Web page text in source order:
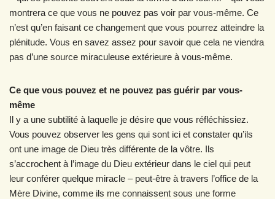
montrera ce que vous ne pouvez pas voir par vous-même. Ce
n’est qu’en faisant ce changement que vous pourrez atteindre la
plénitude. Vous en savez assez pour savoir que cela ne viendra
pas d’une source miraculeuse extérieure à vous-même.
Ce que vous pouvez et ne pouvez pas guérir par vous-
même
Il y a une subtilité à laquelle je désire que vous réfléchissiez.
Vous pouvez observer les gens qui sont ici et constater qu’ils
ont une image de Dieu très différente de la vôtre. Ils
s’accrochent à l’image du Dieu extérieur dans le ciel qui peut
leur conférer quelque miracle – peut-être à travers l’office de la
Mère Divine, comme ils me connaissent sous une forme